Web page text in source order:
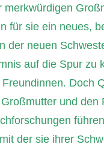
merkwürdigen
für sie ein neues,
der neuen
auf die Spur zu
Doch
und
der sie ihrer